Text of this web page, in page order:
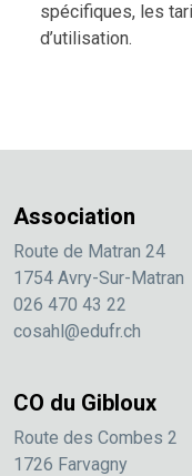
spécifiques, les
d’utilisation.
Association
Route de Matran 24
1754 Avry-Sur-Matran
026 470 43 22
cosahl@edufr.ch
CO du Gibloux
Route des Combes 2
1726 Farvagny